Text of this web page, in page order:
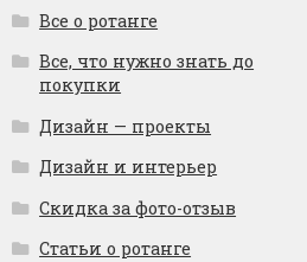
Все о ротанге
Все, что нужно знать до
покупки
Дизайн — проекты
Дизайн и интерьер
Скидка за фото-отзыв
Статьи о ротанге